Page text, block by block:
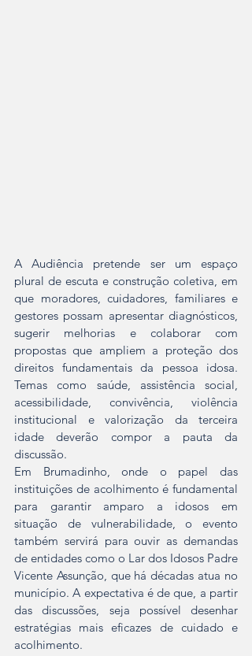
A Audiência pretende ser um espaço
plural de escuta e construção coletiva, em
que moradores, cuidadores, familiares e
gestores possam apresentar diagnósticos,
sugerir melhorias e colaborar com
propostas que ampliem a proteção dos
direitos fundamentais da pessoa idosa.
Temas como saúde, assistência social,
acessibilidade, convivência, violência
institucional e valorização da terceira
idade deverão compor a pauta da
discussão.
Em Brumadinho, onde o papel das
instituições de acolhimento é fundamental
para garantir amparo a idosos em
situação de vulnerabilidade, o evento
também servirá para ouvir as demandas
de entidades como o Lar dos Idosos Padre
Vicente Assunção, que há décadas atua no
município. A expectativa é de que, a partir
das discussões, seja possível desenhar
estratégias mais eficazes de cuidado e
acolhimento.